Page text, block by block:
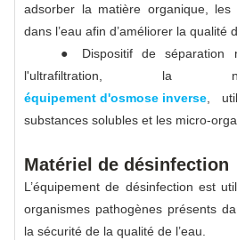
adsorber la matière organique,
dans l’eau afin d’améliorer la qualité
● Dispositif de séparation
l'ultrafiltration, la
équipement d'osmose inverse ,
substances solubles et les micro-
Matériel de désinfection
L’équipement de désinfection est
organismes pathogènes présents
la sécurité de la qualité de l’eau.